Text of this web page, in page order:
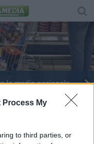
Process My
to third parties, or
la media nazionale
dalla Slovenia